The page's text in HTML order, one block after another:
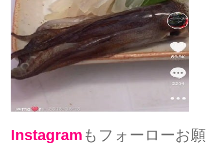
Instagram もフォーローお願